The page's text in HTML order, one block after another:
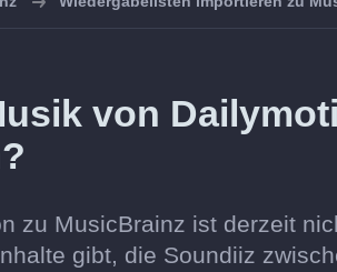
von
zu MusicBrainz ist derzeit
gibt, die Soundiiz